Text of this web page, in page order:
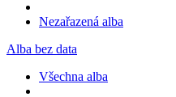
Nezařazená alba
Alba bez data
Všechna alba